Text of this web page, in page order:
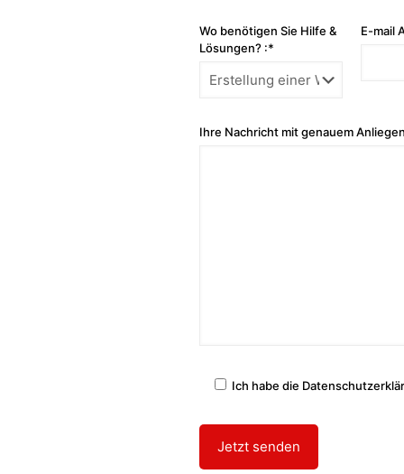
Wo benötigen Sie Hilfe &
Lösungen? :*
E-mail
Ihre Nachricht mit genauem
Ich habe die